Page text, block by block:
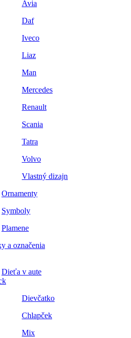
Avia
Daf
Iveco
Liaz
Man
Mercedes
Renault
Scania
Tatra
Volvo
Vlastný dizajn
Ornamenty
Symboly
Plamene
a označenia
Dieťa v aute
Dievčatko
Chlapček
Mix